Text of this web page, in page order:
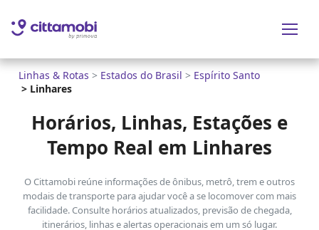
Linhas & Rotas > Estados do Brasil > Espírito Santo
> Linhares
Horários, Linhas, Estações e
Tempo Real em Linhares
O Cittamobi reúne informações de ônibus, metrô, trem e outros
modais de transporte para ajudar você a se locomover com mais
facilidade. Consulte horários atualizados, previsão de chegada,
itinerários, linhas e alertas operacionais em um só lugar.